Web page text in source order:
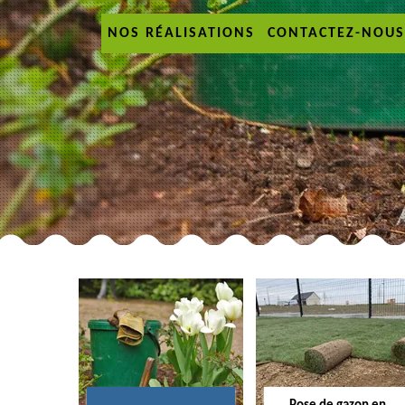
NOS RÉALISATIONS CONTACTEZ-